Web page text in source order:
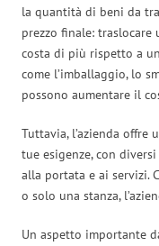
la quantità di beni da
prezzo finale:
costa di più rispetto a
come l’imballaggio, lo
possono aumentare il
Tuttavia, l’azienda offre
tue esigenze, con
alla portata e ai servizi.
o solo una stanza,
Un aspetto importante